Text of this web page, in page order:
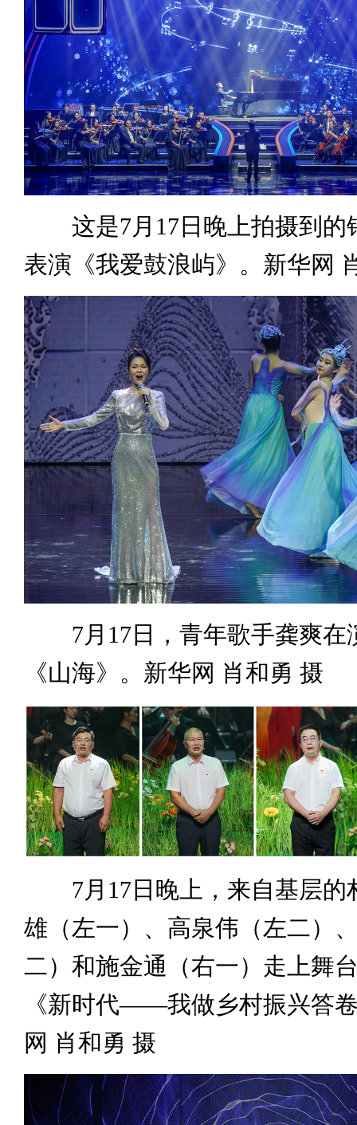
这是7月17日晚上拍摄到的
表演《我爱鼓浪屿》。新华网
7月17日，青年歌手龚爽在
《山海》。新华网 肖和勇 摄
7月17日晚上，来自基层的
雄（左一）、高泉伟（左二）
二）和施金通（右一）走上舞
《新时代——我做乡村振兴答
网 肖和勇 摄